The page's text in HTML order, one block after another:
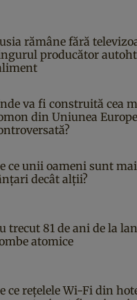
rămâne fără
producător
va fi construită cea
din Uniunea
ce unii oameni sunt
decât alții?
trecut 81 de ani de la
atomice
ce rețelele Wi-Fi din